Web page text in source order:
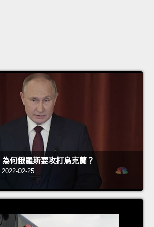
為何俄羅斯要攻打烏克蘭？
02-25